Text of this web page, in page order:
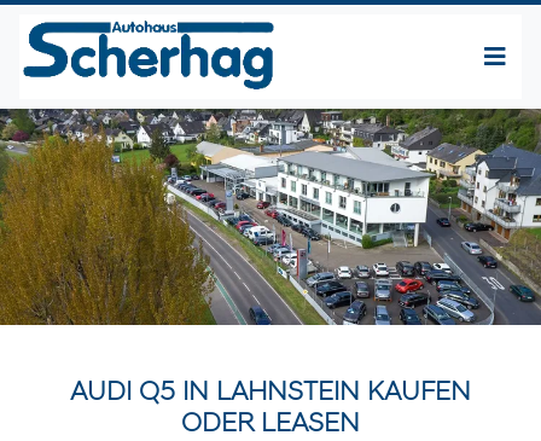
AUDI Q5 IN LAHNSTEIN KAUFEN
ODER LEASEN